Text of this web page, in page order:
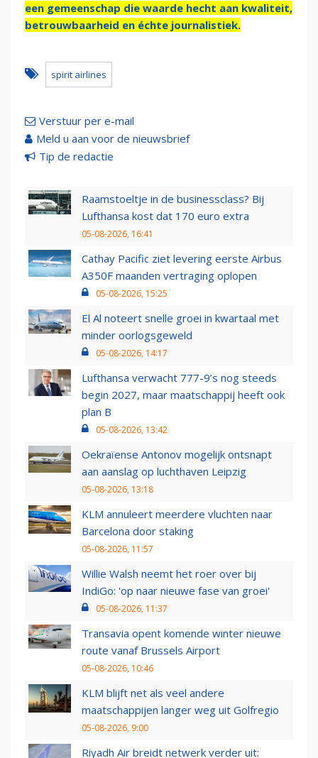
een gemeenschap die waarde hecht aan kwaliteit,
betrouwbaarheid en échte journalistiek.
spirit airlines
Verstuur per e-mail
Meld u aan voor de nieuwsbrief
Tip de redactie
Raamstoeltje in de businessclass? Bij
Lufthansa kost dat 170 euro extra
05-08-2026, 16:41
Cathay Pacific ziet levering eerste Airbus
A350F maanden vertraging oplopen
05-08-2026, 15:25
El Al noteert snelle groei in kwartaal met
minder oorlogsgeweld
05-08-2026, 14:17
Lufthansa verwacht 777-9’s nog steeds
begin 2027, maar maatschappij heeft ook
plan B
05-08-2026, 13:42
Oekraïense Antonov mogelijk ontsnapt
aan aanslag op luchthaven Leipzig
05-08-2026, 13:18
KLM annuleert meerdere vluchten naar
Barcelona door staking
05-08-2026, 11:57
Willie Walsh neemt het roer over bij
IndiGo: 'op naar nieuwe fase van groei'
05-08-2026, 11:37
Transavia opent komende winter nieuwe
route vanaf Brussels Airport
05-08-2026, 10:46
KLM blijft net als veel andere
maatschappijen langer weg uit Golfregio
05-08-2026, 9:00
Riyadh Air breidt netwerk verder uit: